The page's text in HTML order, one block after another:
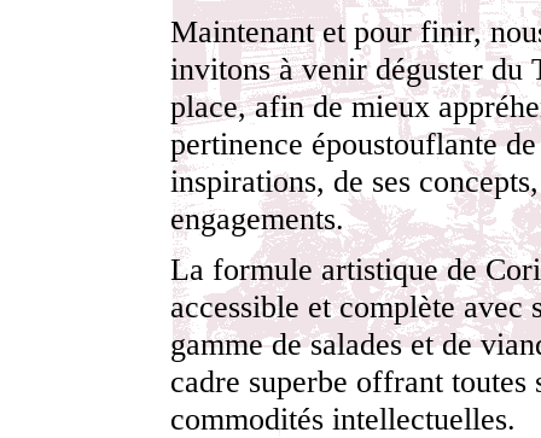
Maintenant et pour finir,
invitons à venir déguster du
place, afin de mieux
pertinence époustouflante de
inspirations, de ses
engagements.
La formule artistique de
accessible et complète avec
gamme de salades et de
cadre superbe offrant toutes
commodités intellectuelles.